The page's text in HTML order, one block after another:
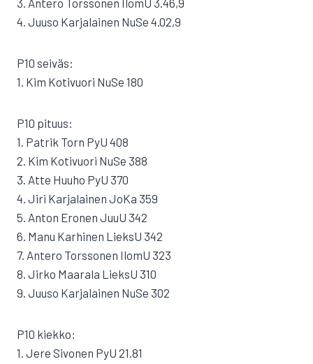
3. Antero Torssonen IlomU 3.46,9
4. Juuso Karjalainen NuSe 4.02,9
P10 seiväs:
1. Kim Kotivuori NuSe 180
P10 pituus:
1. Patrik Torn PyU 408
2. Kim Kotivuori NuSe 388
3. Atte Huuho PyU 370
4. Jiri Karjalainen JoKa 359
5. Anton Eronen JuuU 342
6. Manu Karhinen LieksU 342
7. Antero Torssonen IlomU 323
8. Jirko Maarala LieksU 310
9. Juuso Karjalainen NuSe 302
P10 kiekko:
1. Jere Sivonen PyU 21.81